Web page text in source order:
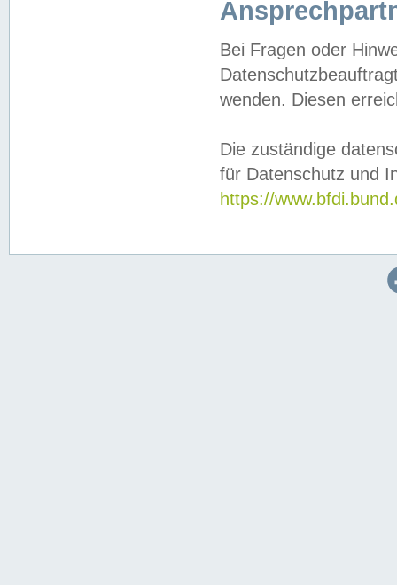
Bei Fragen oder
wenden. Diesen
Die zuständige
für Datenschutz und
https://